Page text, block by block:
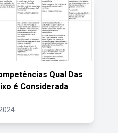
Qual Das
é Considerada